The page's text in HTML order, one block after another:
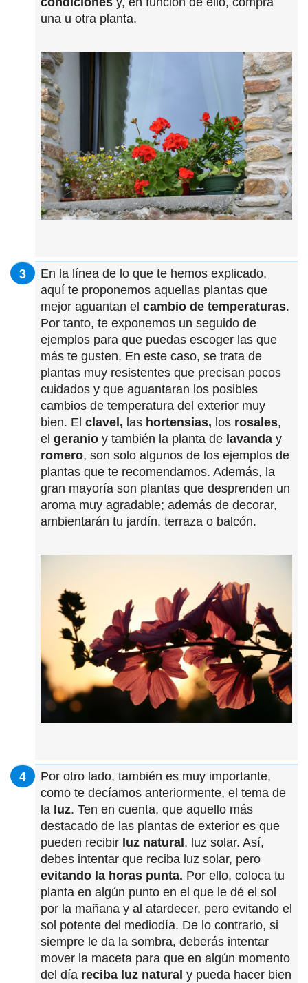
una u otra planta.
En la línea de lo que te hemos explicado,
aquí te proponemos aquellas plantas que
mejor aguantan el cambio de temperaturas.
Por tanto, te exponemos un seguido de
ejemplos para que puedas escoger las que
más te gusten. En este caso, se trata de
plantas muy resistentes que precisan pocos
cuidados y que aguantaran los posibles
cambios de temperatura del exterior muy
bien. El clavel, las hortensias, los rosales,
el geranio y también la planta de lavanda y
romero, son solo algunos de los ejemplos de
plantas que te recomendamos. Además, la
gran mayoría son plantas que desprenden un
aroma muy agradable; además de decorar,
ambientarán tu jardín, terraza o balcón.
Por otro lado, también es muy importante,
como te decíamos anteriormente, el tema de
la luz. Ten en cuenta, que aquello más
destacado de las plantas de exterior es que
pueden recibir luz natural , luz solar. Así,
debes intentar que reciba luz solar, pero
evitando la horas punta. Por ello, coloca tu
planta en algún punto en el que le dé el sol
por la mañana y al atardecer, pero evitando el
sol potente del mediodía. De lo contrario, si
siempre le da la sombra, deberás intentar
mover la maceta para que en algún momento
del día reciba luz natural y pueda hacer bien